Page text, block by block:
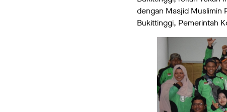
dengan Masjid Muslimin
Bukittinggi, Pemerintah